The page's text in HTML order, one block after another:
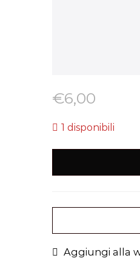
€6,00
1 disponibili
Aggiungi alla